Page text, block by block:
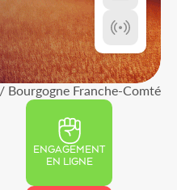
Bourgogne Franche-Comté
ENGAGEMENT
EN LIGNE